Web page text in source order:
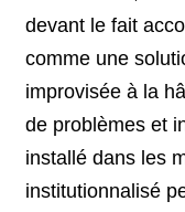
devant le fait
comme une
improvisée à la
de problèmes et
installé dans les
institutionnalisé